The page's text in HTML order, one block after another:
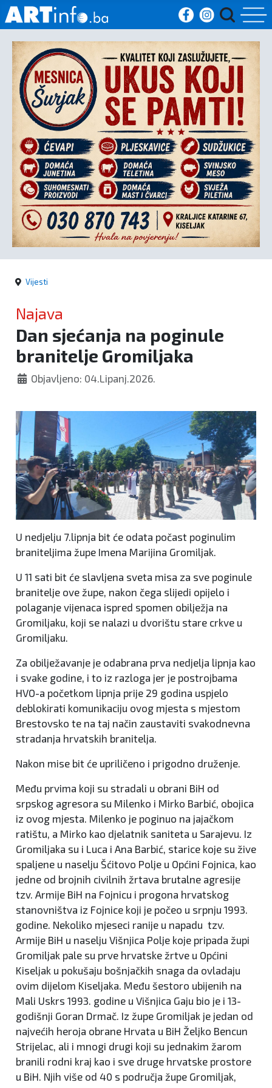
Početna
Vijesti
Sport
Kultura
Crna
kronika
Politika
Vijesti
Najava
Dan sjećanja na poginule
branitelje Gromiljaka
Objavljeno: 04.Lipanj.2026.
U nedjelju 7.lipnja bit će odata počast poginulim
braniteljima župe Imena Marijina Gromiljak.
U 11 sati bit će slavljena sveta misa za sve poginule
branitelje ove župe, nakon čega slijedi opijelo i
polaganje vijenaca ispred spomen obilježja na
Gromiljaku, koji se nalazi u dvorištu stare crkve u
Gromiljaku.
Za obilježavanje je odabrana prva nedjelja lipnja kao
i svake godine, i to iz razloga jer je postrojbama
HVO-a početkom lipnja prije 29 godina uspjelo
deblokirati komunikaciju ovog mjesta s mjestom
Brestovsko te na taj način zaustaviti svakodnevna
stradanja hrvatskih branitelja.
Nakon mise bit će upriličeno i prigodno druženje.
Među prvima koji su stradali u obrani BiH od
srpskog agresora su Milenko i Mirko Barbić, obojica
iz ovog mjesta. Milenko je poginuo na jajačkom
ratištu, a Mirko kao djelatnik saniteta u Sarajevu. Iz
Gromiljaka su i Luca i Ana Barbić, starice koje su žive
spaljene u naselju Šćitovo Polje u Općini Fojnica, kao
jedne od brojnih civilnih žrtava brutalne agresije
tzv. Armije BiH na Fojnicu i progona hrvatskog
stanovništva iz Fojnice koji je počeo u srpnju 1993.
godine. Nekoliko mjeseci ranije u napadu tzv.
Armije BiH u naselju Višnjica Polje koje pripada župi
Gromiljak pale su prve hrvatske žrtve u Općini
Kiseljak u pokušaju bošnjačkih snaga da ovladaju
ovim dijelom Kiseljaka. Među šestoro ubijenih na
Mali Uskrs 1993. godine u Višnjica Gaju bio je i 13-
godišnji Goran Drmač. Iz župe Gromiljak je jedan od
najvećih heroja obrane Hrvata u BiH Željko Bencun
Strijelac, ali i mnogi drugi koji su jednakim žarom
branili rodni kraj kao i sve druge hrvatske prostore
u BiH. Njih više od 40 s područja župe Gromiljak,